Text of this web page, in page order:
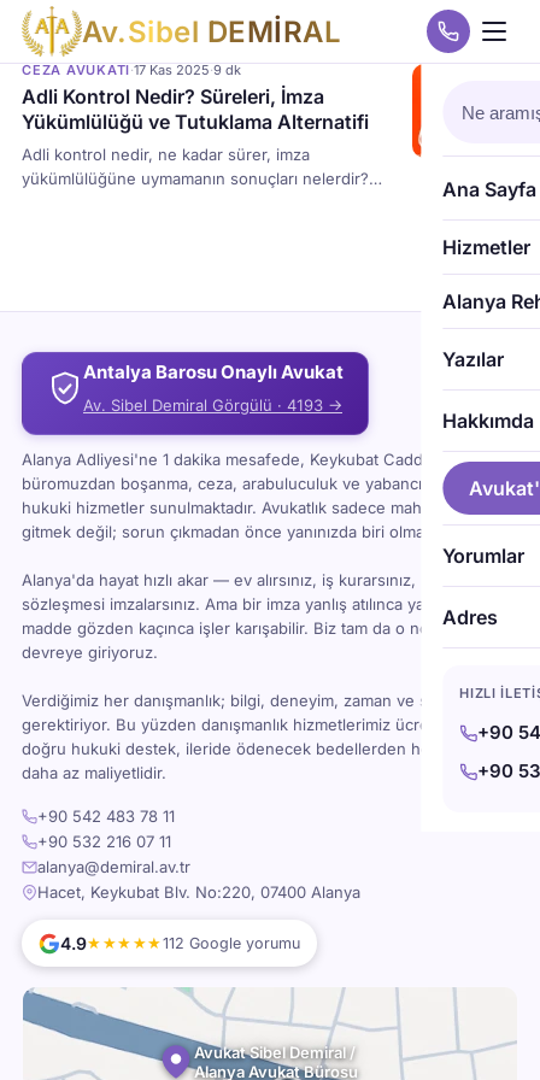
Av.Sibel DEMİRAL
Ana Sayfa
Hizmetler
Alanya
Yazılar
Hakkımda
Yorumlar
Adres
HIZLI
+90
+90
CEZA AVUKATI·17 Kas 2025·9 dk
Adli Kontrol Nedir? Süreleri, İmza
Yükümlülüğü ve Tutuklama Alternatifi
Adli kontrol nedir, ne kadar sürer, imza
yükümlülüğüne uymamanın sonuçları nelerdir?
Antalya Barosu Onaylı Avukat
Av. Sibel Demiral Görgülü · 4193 →
Alanya Adliyesi'ne 1 dakika mesafede, Keykubat Caddesi'ndeki
büromuzdan boşanma, ceza, arabuluculuk ve yabancı uyruklu
hukuki hizmetler sunulmaktadır. Avukatlık sadece mahkemeye
gitmek değil; sorun çıkmadan önce yanınızda biri olması demektir.
Alanya'da hayat hızlı akar — ev alırsınız, iş kurarsınız, kira
sözleşmesi imzalarsınız. Ama bir imza yanlış atılınca ya da bir
madde gözden kaçınca işler karışabilir. Biz tam da o noktada
devreye giriyoruz.
Verdiğimiz her danışmanlık; bilgi, deneyim, zaman ve sorumluluk
gerektiriyor. Bu yüzden danışmanlık hizmetlerimiz ücretlidir — ama
doğru hukuki destek, ileride ödenecek bedellerden her zaman
daha az maliyetlidir.
+90 542 483 78 11
+90 532 216 07 11
alanya@demiral.av.tr
Hacet, Keykubat Blv. No:220, 07400 Alanya
4.9★★★★★112 Google yorumu
Avukat Sibel Demiral /
Alanya Avukat Bürosu